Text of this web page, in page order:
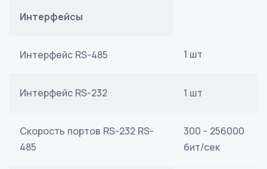
Интерфейсы
Интерфейс RS-485 1 шт
Интерфейс RS-232 1 шт
Скорость портов RS-232 RS-
485
300 - 256000
бит/сек